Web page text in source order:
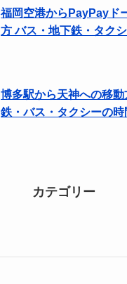
福岡空港からPayPayド
方 バス・地下鉄・タク
博多駅から天神への移
鉄・バス・タクシーの
カテゴリー